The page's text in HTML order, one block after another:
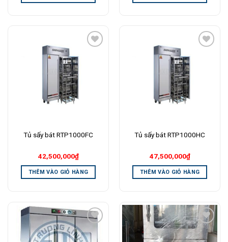
Tủ sấy bát RTP1000FC
42,500,000₫
THÊM VÀO GIỎ HÀNG
Tủ sấy bát RTP1000HC
47,500,000₫
THÊM VÀO GIỎ HÀNG
Add to
Wishlist
Add to
Wishlist